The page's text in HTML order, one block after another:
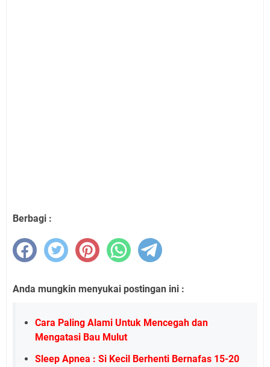
Berbagi :
Anda mungkin menyukai postingan ini :
Cara Paling Alami Untuk Mencegah dan
Mengatasi Bau Mulut
Sleep Apnea : Si Kecil Berhenti Bernafas 15-20